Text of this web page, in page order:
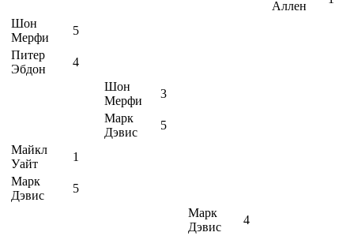
Аллен
Шон
Мерфи
5
Питер
Эбдон
4
Шон
Мерфи
3
Марк
Дэвис
5
Майкл
Уайт
1
Марк
Дэвис
5
Марк
Дэвис
4